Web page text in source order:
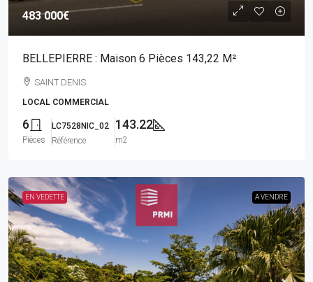
483 000€
BELLEPIERRE : Maison 6 Pièces 143,22 M²
SAINT DENIS
LOCAL COMMERCIAL
6
Pièces
LC7528NIC_02
Référence
143.22
m2
EN VEDETTE A VENDRE